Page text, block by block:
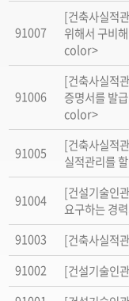
91007
[건축사실적
위해서 구비
color>
91006
[건축사실적
증명서를 발
color>
91005
[건축사실적
실적관리를
91004
[건설기술인
요구하는 경
91003
[건축사실적
91002
[건설기술인